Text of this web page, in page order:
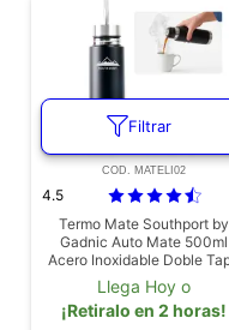
Filtrar
COD. MATELI02
4.5
Termo Mate Southport by
Gadnic Auto Mate 500ml
Acero Inoxidable Doble
Llega Hoy o
¡Retiralo en 2 horas!